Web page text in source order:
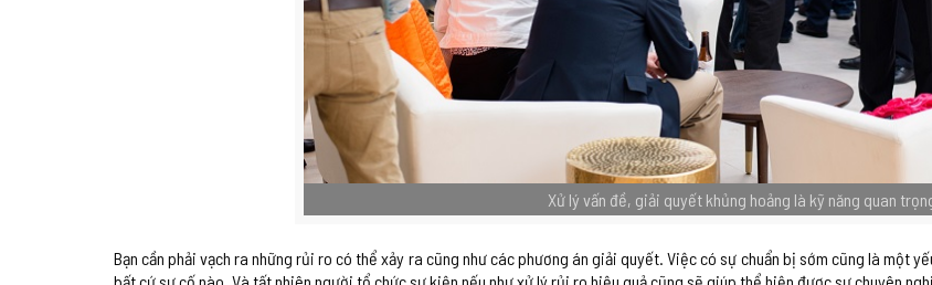
Xử lý vấn đề, giải quyết khủng hoảng là kỹ năng quan
Bạn cần phải vạch ra những rủi ro có thể xảy ra cũng như các phương án giải quyết. Việc có sự chuẩn bị sớm cũng là một
bất cứ sự cố nào. Và tất nhiên người tổ chức sự kiện nếu như xử lý rủi ro hiệu quả cũng sẽ giúp thể hiện được sự chuyên